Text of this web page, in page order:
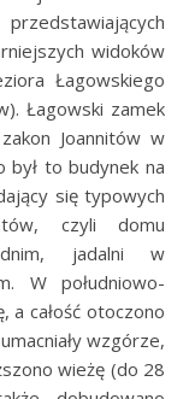
widoków
Łagowskiego
Łagowski zamek
Joannitów w
był to budynek na
się typowych
czyli domu
jadalni w
W południowo-
a całość otoczono
wzgórze,
wieżę (do 28